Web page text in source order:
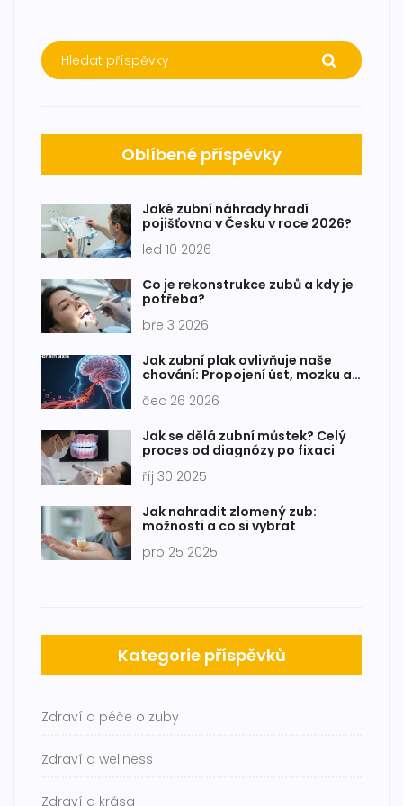
Oblíbené příspěvky
Jaké zubní náhrady hradí
pojišťovna v Česku v roce 2026?
led 10 2026
Co je rekonstrukce zubů a kdy je
potřeba?
bře 3 2026
Jak zubní plak ovlivňuje naše
chování: Propojení úst, mozku a
čec 26 2026
Jak se dělá zubní můstek? Celý
proces od diagnózy po fixaci
říj 30 2025
Jak nahradit zlomený zub:
možnosti a co si vybrat
pro 25 2025
Kategorie příspěvků
Zdraví a péče o zuby
Zdraví a wellness
Zdraví a krása